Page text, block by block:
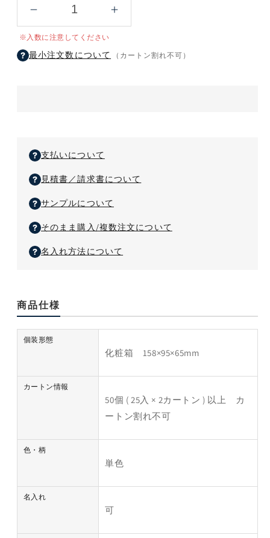
レ
イ
キ
ン
ド
ソ
ー
250ml
箱
入
量
を
減
ら
キ
レ
キ
ド
ー
250ml
箱
を
増
や
す
※入数に注意してください
最小注文数について （カートン割れ不可）
支払いについて
見積書／請求書について
サンプルについて
そのまま購入/複数注文について
名入れ方法について
商品仕様
個装形態
化粧箱 158×95×65mm
カートン情報
50個 ( 25入 × 2カートン ) 以上 カ
ートン割れ不可
色・柄
単色
名入れ
可